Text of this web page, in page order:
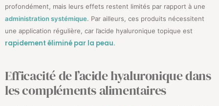
profondément, mais leurs effets restent limités par rapport à une
administration systémique. Par ailleurs, ces produits nécessitent
une application régulière, car l’acide hyaluronique topique est
rapidement éliminé par la peau.
Efficacité de l’acide hyaluronique dans
les compléments alimentaires